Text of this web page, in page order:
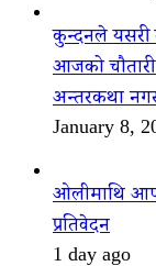
कुन्दनले यसरी
आजको
अन्तरकथा
January 8,
ओलीमाथि
प्रतिवेदन
1 day ago